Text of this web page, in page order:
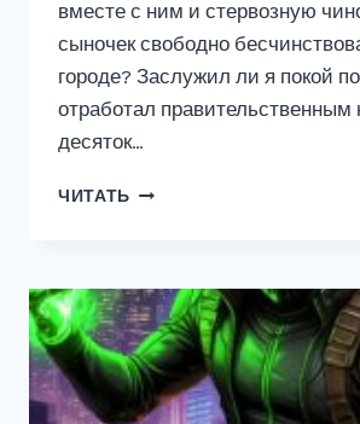
вместе с ним и стервозную
сыночек свободно
городе? Заслужил ли я покой
отработал правительственным
десяток…
ЧИТАТЬ БОЯРСКИЙ
ТОМ
1